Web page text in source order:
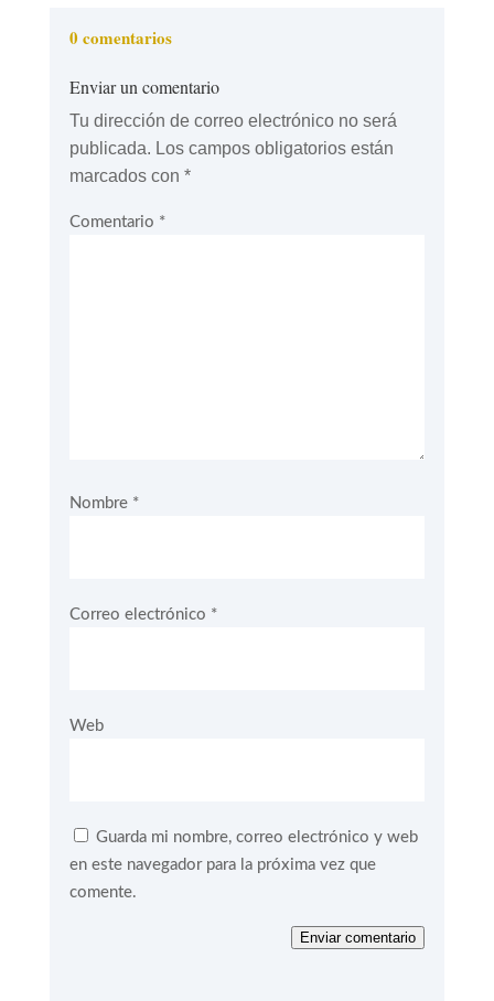
0 comentarios
Enviar un comentario
Tu dirección de correo electrónico no será
publicada. Los campos obligatorios están
marcados con *
Comentario *
Nombre *
Correo electrónico *
Web
Guarda mi nombre, correo electrónico y web
en este navegador para la próxima vez que
comente.
Enviar comentario